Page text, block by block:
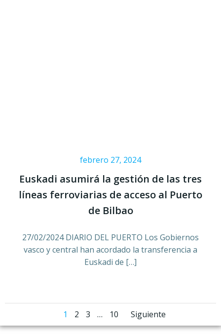
febrero 27, 2024
Euskadi asumirá la gestión de las tres
líneas ferroviarias de acceso al Puerto
de Bilbao
27/02/2024 DIARIO DEL PUERTO Los Gobiernos
vasco y central han acordado la transferencia a
Euskadi de […]
Navegación
Página
1 Página
2 Página
3 … Página
10 Siguiente